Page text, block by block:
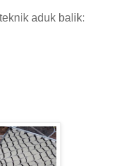
aduk balik: